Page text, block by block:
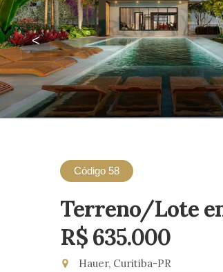
<
Código 58
Terreno/Lote
R$ 635.000
Hauer, Curitiba-PR